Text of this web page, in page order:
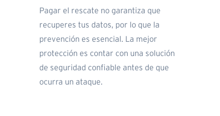
Pagar el rescate no garantiza que
recuperes tus datos, por lo que la
prevención es esencial. La mejor
protección es contar con una solución
de seguridad confiable antes de que
ocurra un ataque.